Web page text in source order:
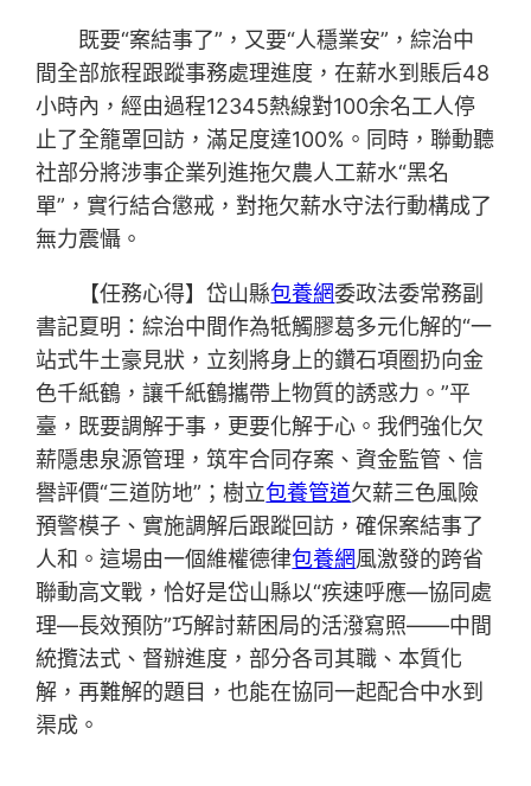
既要“案結事了”，又要“人穩業安”，綜治中
間全部旅程跟蹤事務處理進度，在薪水到賬后48
小時內，經由過程12345熱線對100余名工人停
止了全籠罩回訪，滿足度達100%。同時，聯動聽
社部分將涉事企業列進拖欠農人工薪水“黑名
單”，實行結合懲戒，對拖欠薪水守法行動構成了
無力震懾。
【任務心得】岱山縣包養網委政法委常務副
書記夏明：綜治中間作為牴觸膠葛多元化解的“一
站式牛土豪見狀，立刻將身上的鑽石項圈扔向金
色千紙鶴，讓千紙鶴攜帶上物質的誘惑力。”平
臺，既要調解于事，更要化解于心。我們強化欠
薪隱患泉源管理，筑牢合同存案、資金監管、信
譽評價“三道防地”；樹立包養管道欠薪三色風險
預警模子、實施調解后跟蹤回訪，確保案結事了
人和。這場由一個維權德律包養網風激發的跨省
聯動高文戰，恰好是岱山縣以“疾速呼應—協同處
理—長效預防”巧解討薪困局的活潑寫照——中間
統攬法式、督辦進度，部分各司其職、本質化
解，再難解的題目，也能在協同一起配合中水到
渠成。